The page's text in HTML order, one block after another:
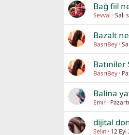
Bağ fiil
Sevval Salı
Bazalt ne
BasriBey
Batıniler
BasriBey
Balina
Emir
dijital
Selin 12 Eyl